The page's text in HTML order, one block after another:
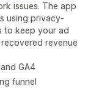
issues. The app
using privacy-
to keep your ad
revenue
GA4
funnel